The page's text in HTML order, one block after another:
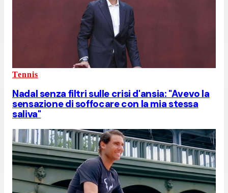
Tennis
Nadal senza filtri sulle crisi d'ansia: "Avevo la
sensazione di soffocare con la mia stessa
saliva"